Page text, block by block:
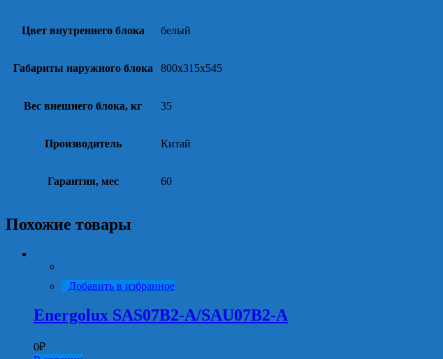
Цвет внутреннего блока белый
Габариты наружного блока 800x315x545
Вес внешнего блока, кг 35
Производитель Китай
Гарантия, мес 60
Похожие товары
Добавить в избранное
Energolux SAS07B2-A/SAU07B2-A
0₽